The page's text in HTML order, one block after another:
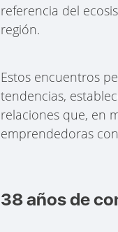
referencia del
región.
Estos encuentros
tendencias,
relaciones que, en
emprendedoras
38 años de